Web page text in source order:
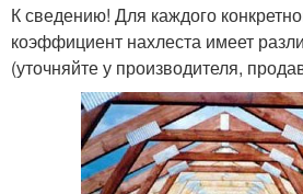
К сведению! Для каждого
коэффициент нахлеста имеет
(уточняйте у производителя,